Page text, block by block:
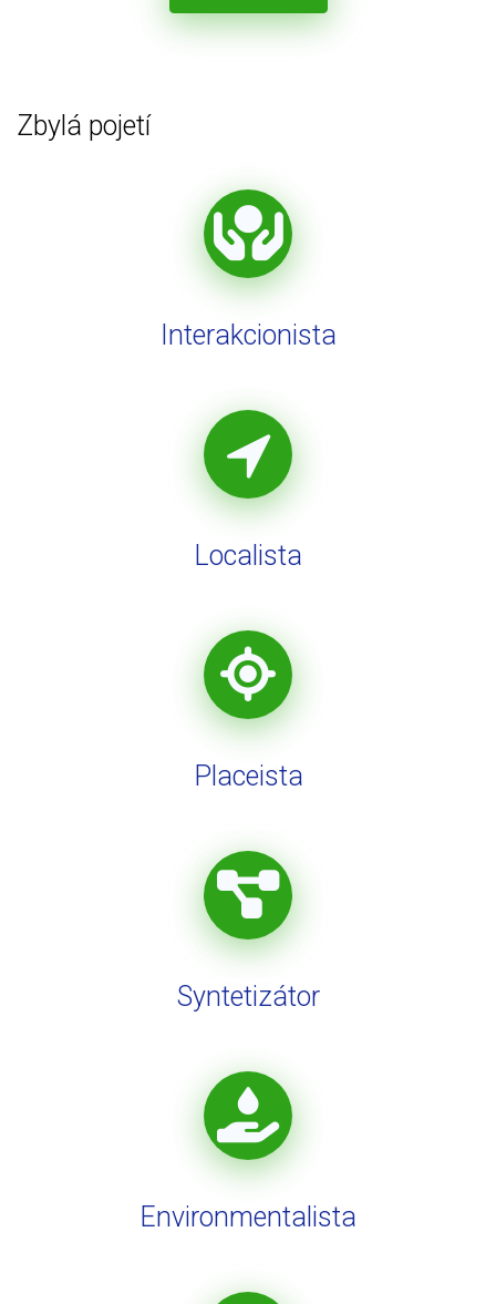
Zbylá pojetí
Interakcionista
Localista
Placeista
Syntetizátor
Environmentalista